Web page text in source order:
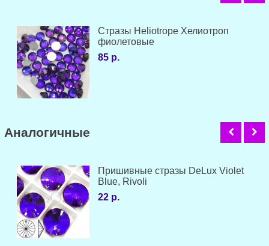
Стразы Heliotrope Хелиотроп
фиолетовые
85 р.
Аналогичные
Пришивные стразы DeLux Violet
Blue, Rivoli
22 р.